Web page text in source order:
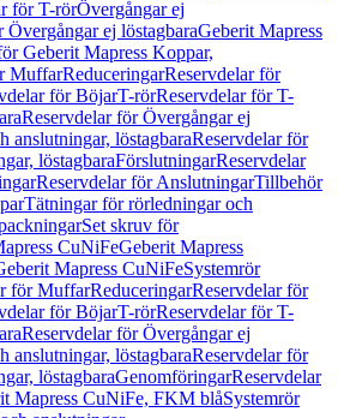
för T-rörÖvergångar ej
Övergångar ej löstagbaraGeberit Mapress
Geberit Mapress Koppar,
MuffarReduceringarReservdelar för
för BöjarT-rörReservdelar för T-
Reservdelar för Övergångar ej
anslutningar, löstagbaraReservdelar för
löstagbaraFörslutningarReservdelar
Reservdelar för AnslutningarTillbehör
Tätningar för rörledningar och
Set skruv för
CuNiFeGeberit Mapress
Mapress CuNiFeSystemrör
för MuffarReduceringarReservdelar för
för BöjarT-rörReservdelar för T-
Reservdelar för Övergångar ej
anslutningar, löstagbaraReservdelar för
löstagbaraGenomföringarReservdelar
Mapress CuNiFe, FKM blåSystemrör